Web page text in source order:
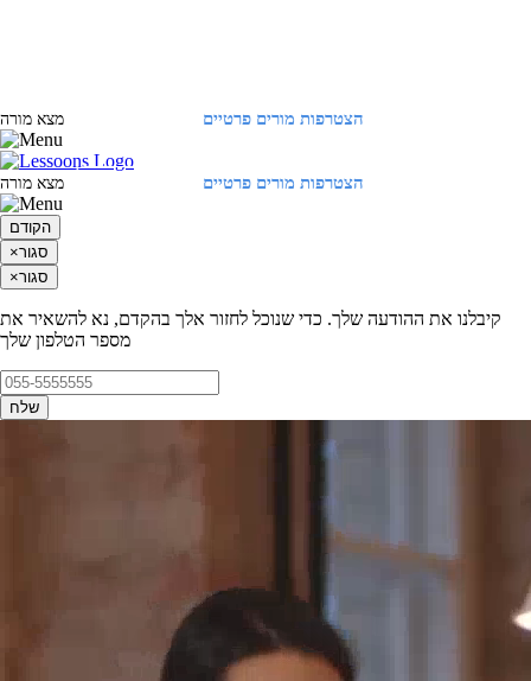
הצטרפות מורים פרטיים מצא מורה
הצטרפות מורים פרטיים מצא מורה
הקודם
×סגור
×סגור
קיבלנו את ההודעה שלך. כדי שנוכל לחזור אלך בהקדם, נא להשאיר את
מספר הטלפון שלך
שלח